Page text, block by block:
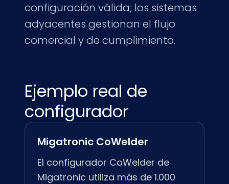
configuración válida; los sistemas
adyacentes gestionan el flujo
comercial y de cumplimiento.
Ejemplo real de
configurador
Migatronic CoWelder
El configurador CoWelder de
Migatronic utiliza más de 1.000